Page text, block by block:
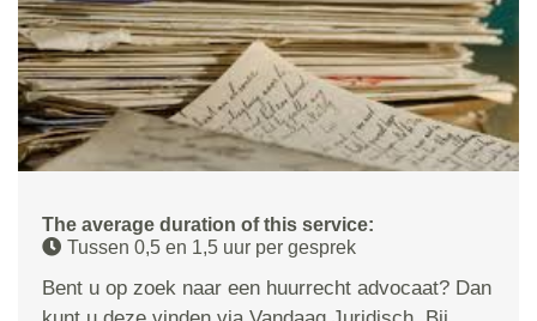
The average duration of this service:
Tussen 0,5 en 1,5 uur per gesprek
Bent u op zoek naar een huurrecht advocaat? Dan